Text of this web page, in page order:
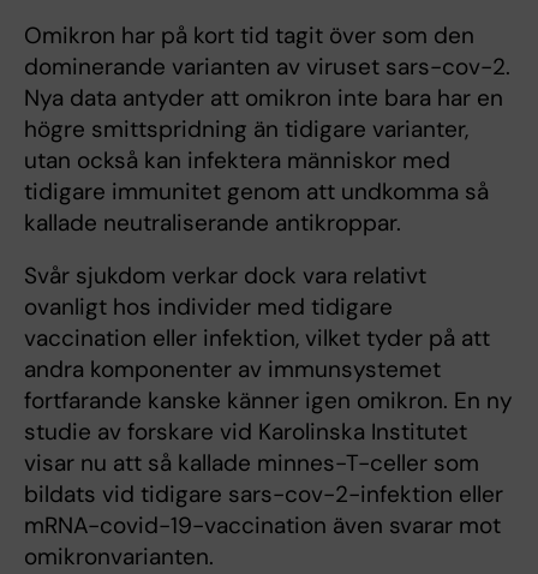
Omikron har på kort tid tagit över som den
dominerande varianten av viruset sars-cov-2.
Nya data antyder att omikron inte bara har en
högre smittspridning än tidigare varianter,
utan också kan infektera människor med
tidigare immunitet genom att undkomma så
kallade neutraliserande antikroppar.
Svår sjukdom verkar dock vara relativt
ovanligt hos individer med tidigare
vaccination eller infektion, vilket tyder på att
andra komponenter av immunsystemet
fortfarande kanske känner igen omikron. En ny
studie av forskare vid Karolinska Institutet
visar nu att så kallade minnes-T-celler som
bildats vid tidigare sars-cov-2-infektion eller
mRNA-covid-19-vaccination även svarar mot
omikronvarianten.